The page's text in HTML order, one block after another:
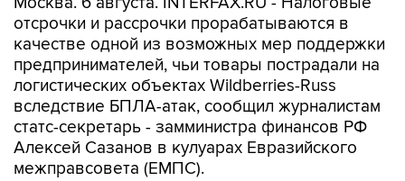
отсрочки и рассрочки прорабатываются в
качестве одной из возможных мер поддержки
предпринимателей, чьи товары пострадали на
логистических объектах Wildberries-Russ
вследствие БПЛА-атак, сообщил журналистам
статс-секретарь - замминистра финансов РФ
Алексей Сазанов в кулуарах Евразийского
межправсовета (ЕМПС).